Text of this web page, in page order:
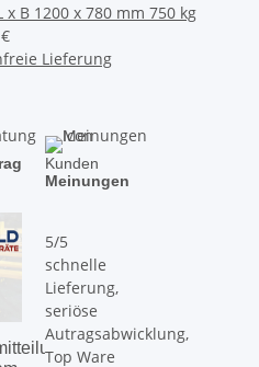
B 1200 x 780 mm 750 kg
Lieferung
Ein
Kunden
Meinungen
5/5
schnelle
Lieferung,
seriöse
Autragsabwicklung,
Top Ware